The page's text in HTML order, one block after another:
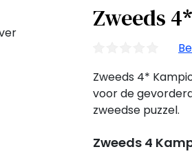
Zweeds
Zweeds 4*
voor de
zweedse puzzel.
Zweeds 4